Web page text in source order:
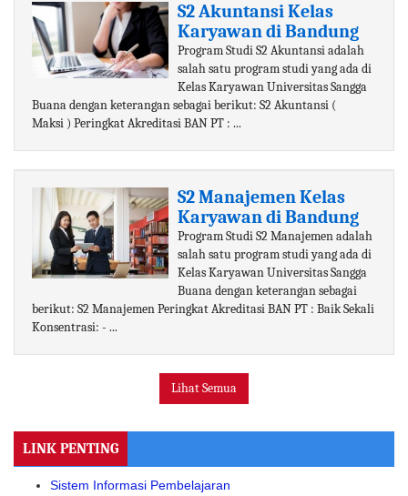
S2 Akuntansi Kelas
Karyawan di Bandung
Program Studi S2 Akuntansi adalah
salah satu program studi yang ada di
Kelas Karyawan Universitas Sangga
Buana dengan keterangan sebagai berikut: S2 Akuntansi (
Maksi ) Peringkat Akreditasi BAN PT : ...
S2 Manajemen Kelas
Karyawan di Bandung
Program Studi S2 Manajemen adalah
salah satu program studi yang ada di
Kelas Karyawan Universitas Sangga
Buana dengan keterangan sebagai
berikut: S2 Manajemen Peringkat Akreditasi BAN PT : Baik Sekali
Konsentrasi: - ...
Lihat Semua
LINK PENTING
Sistem Informasi Pembelajaran